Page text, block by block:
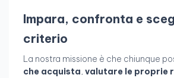
Impara, confronta e
criterio
La nostra missione è che chiunque
che acquista, valutare le proprie